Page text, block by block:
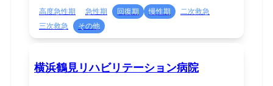
高度急性期 急性期 回復期 慢性期
二次救急
三次救急
その他
横浜鶴見リハビリテーション病院